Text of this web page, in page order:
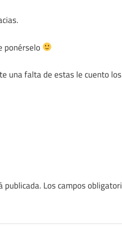
ponérselo
una falta de estas le cuento
publicada. Los campos